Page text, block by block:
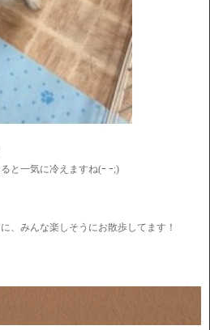
と一気に冷えますね(ｰ ｰ;)
、みんな楽しそうにお散歩してます！